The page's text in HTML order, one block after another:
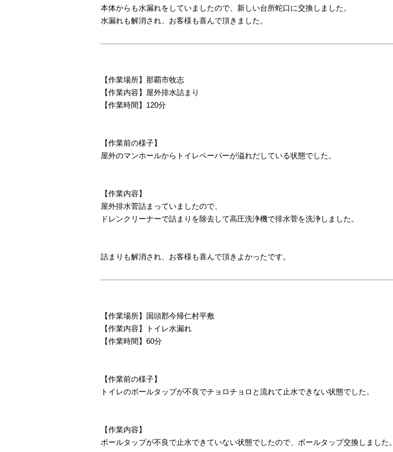
本体からも水漏れをしていましたので、新しい台所蛇口に交換しました。
水漏れも解消され、お客様も喜んで頂きました。
【作業場所】那覇市牧志
【作業内容】屋外排水詰まり
【作業時間】120分
【作業前の様子】
屋外のマンホールからトイレペーパーが溢れだしている状態でした。
【作業内容】
屋外排水菅詰まっていましたので、
ドレンクリーナーで詰まりを除去して高圧洗浄機で排水菅を洗浄しました。
詰まりも解消され、お客様も喜んで頂きよかったです。
【作業場所】国頭郡今帰仁村平敷
【作業内容】トイレ水漏れ
【作業時間】60分
【作業前の様子】
トイレのボールタップが不良でチョロチョロと流れて止水できない状態でした。
【作業内容】
ボールタップが不良で止水できていない状態でしたので、ボールタップ交換しました。